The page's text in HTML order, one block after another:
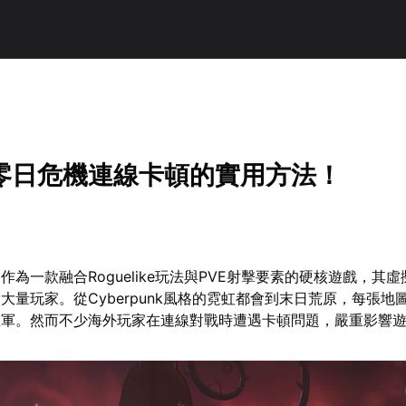
日危機連線卡頓的實用方法！
為一款融合Roguelike玩法與PVE射擊要素的硬核遊戲，其虛
量玩家。從Cyberpunk風格的霓虹都會到末日荒原，每張地
。然而不少海外玩家在連線對戰時遭遇卡頓問題，嚴重影響